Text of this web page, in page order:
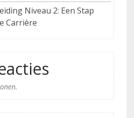
Niveau 2: Een Stap
Carrière